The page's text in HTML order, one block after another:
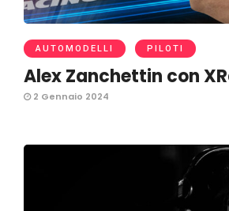
AUTOMODELLI PILOTI
Alex Zanchettin con
2 Gennaio 2024